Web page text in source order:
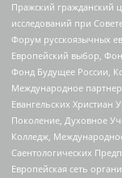
Пражский гражданский
исследований при
Форум русскоязычных
Европейский выбор,
Фонд Будущее России,
Международное
Евангельских Христиан
Поколение, Духовное
Колледж,
Саентологических
Европейская сеть